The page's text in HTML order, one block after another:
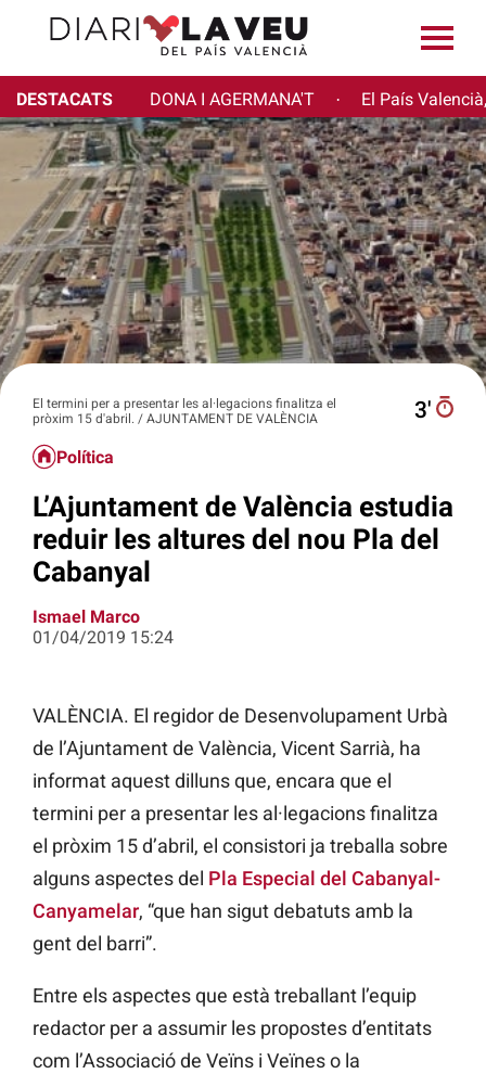
DESTACATS DONA I AGERMANA'T · El País
El termini per a presentar les al·legacions finalitza el
pròxim 15 d'abril. / AJUNTAMENT DE VALÈNCIA
3′
Política
L’Ajuntament de València estudia
reduir les altures del nou Pla del
Cabanyal
Ismael Marco
01/04/2019 15:24
VALÈNCIA. El regidor de Desenvolupament Urbà
de l’Ajuntament de València, Vicent Sarrià, ha
informat aquest dilluns que, encara que el
termini per a presentar les al·legacions finalitza
el pròxim 15 d’abril, el consistori ja treballa sobre
alguns aspectes del Pla Especial del Cabanyal-
Canyamelar, “que han sigut debatuts amb la
gent del barri”.
Entre els aspectes que està treballant l’equip
redactor per a assumir les propostes d’entitats
com l’Associació de Veïns i Veïnes o la